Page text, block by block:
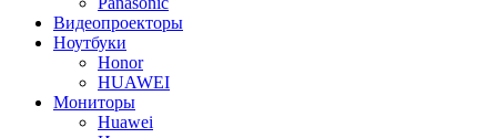
Видеопроекторы
Ноутбуки
Honor
HUAWEI
Мониторы
Huawei